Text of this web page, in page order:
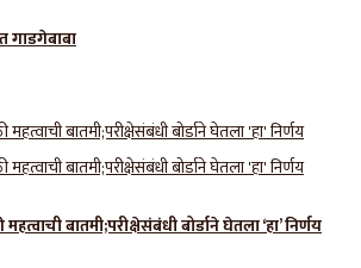
गाडगेबाबा
महत्वाची बातमी;परीक्षेसंबंधी बोर्डाने घेतला ‘हा’ निर्णय